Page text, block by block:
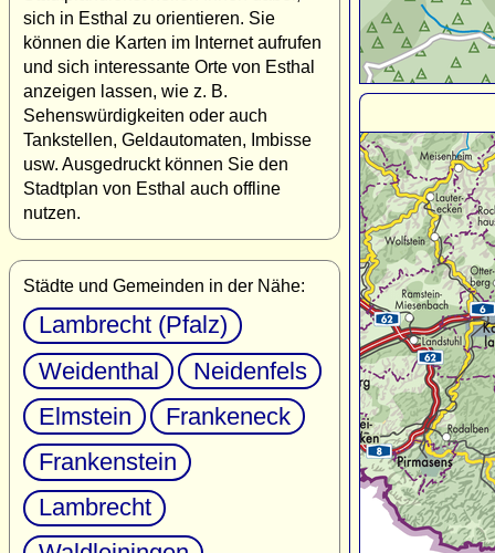
sich in Esthal zu orientieren. Sie
können die Karten im Internet aufrufen
und sich interessante Orte von Esthal
anzeigen lassen, wie z. B.
Sehenswürdigkeiten oder auch
Tankstellen, Geldautomaten, Imbisse
usw. Ausgedruckt können Sie den
Stadtplan von Esthal auch offline
nutzen.
Städte und Gemeinden in der Nähe:
Lambrecht (Pfalz)
Weidenthal
Neidenfels
Elmstein
Frankeneck
Frankenstein
Lambrecht